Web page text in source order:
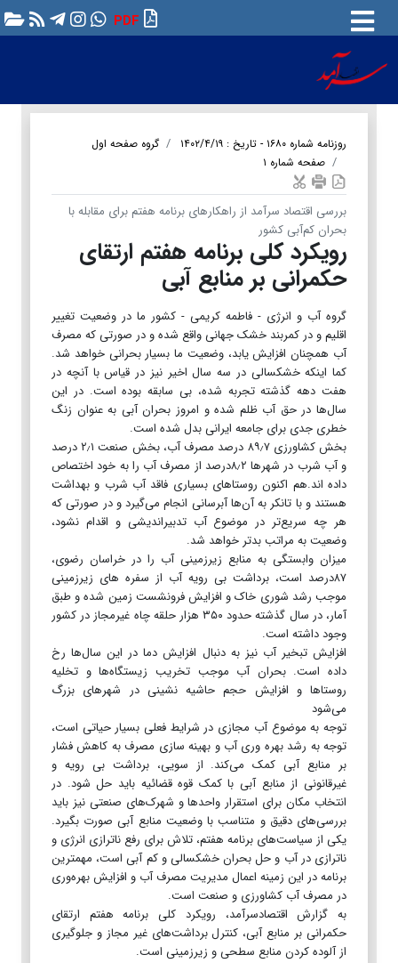
PDF
روزنامه شماره ۱۶۸۰ - تاریخ : ۱۴۰۲/۴/۱۹
گروه صفحه اول
صفحه شماره ۱
بررسی اقتصاد سرآمد از راهکارهای برنامه هفتم برای مقابله با
بحران کم‌آبی کشور
رویکرد کلی برنامه هفتم ارتقای
حکمرانی بر منابع آبی
گروه آب و انرژی - فاطمه کریمی - کشور ما در وضعیت تغییر
اقلیم و در کمربند خشک جهانی واقع شده و در صورتی که مصرف
آب همچنان افزایش یابد، وضعیت ما بسیار بحرانی خواهد شد.
کما اینکه خشکسالی در سه سال اخیر نیز در قیاس با آنچه در
هفت دهه گذشته تجربه شده، بی سابقه بوده است. در این
سال‌ها در حق آب ظلم شده و امروز بحران آبی به عنوان زنگ
خطری جدی برای جامعه ایرانی بدل شده است.
بخش کشاورزی ۸۹٫۷ درصد مصرف آب، بخش صنعت ۲٫۱ درصد
و آب شرب در شهرها ۸٫۲درصد از مصرف آب را به خود اختصاص
داده اند.هم اکنون روستاهای بسیاری فاقد آب شرب و بهداشت
هستند و با تانکر به آن‌ها آبرسانی انجام می‌گیرد و در صورتی که
هر چه سریع‌تر در موضوع آب تدبیراندیشی و اقدام نشود،
وضعیت به مراتب بدتر خواهد شد.
میزان وابستگی به منابع زیرزمینی آب را در خراسان رضوی،
۸۷درصد است، برداشت بی رویه آب از سفره های زیرزمینی
موجب رشد شوری خاک و افزایش فرونشست زمین شده و طبق
آمار، در سال گذشته حدود ۳۵۰ هزار حلقه چاه غیرمجاز در کشور
وجود داشته است.
افزایش تبخیر آب نیز به دنبال افزایش دما در این سال‌ها رخ
داده است. بحران آب موجب تخریب زیستگاه‌ها و تخلیه
روستاها و افزایش حجم حاشیه نشینی در شهرهای بزرگ
می‌شود
توجه به موضوع آب مجازی در شرایط فعلی بسیار حیاتی است،
توجه به رشد بهره وری آب و بهینه سازی مصرف به کاهش فشار
بر منابع آبی کمک می‌کند. از سویی، برداشت بی رویه و
غیرقانونی از منابع آبی با کمک قوه قضائیه باید حل شود. در
انتخاب مکان برای استقرار واحدها و شهرک‌های صنعتی نیز باید
بررسی‌های دقیق و متناسب با وضعیت منابع آبی صورت بگیرد.
یکی از سیاست‌های برنامه هفتم،‌ تلاش برای رفع ناترازی انرژی و
ناترازی در آب و حل بحران خشکسالی و کم آبی است، مهمترین
برنامه در این زمینه اعمال مدیریت مصرف آب و افزایش بهره‌وری
در مصرف آب کشاورزی و صنعت است.
به گزارش اقتصادسرآمد، رویکرد کلی برنامه هفتم ارتقای
حکمرانی بر منابع آبی، کنترل برداشت‌های غیر مجاز و جلوگیری
از آلوده کردن منابع سطحی و زیر‌زمینی است.